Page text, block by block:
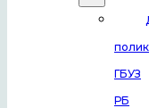
ГБУЗ
РБ